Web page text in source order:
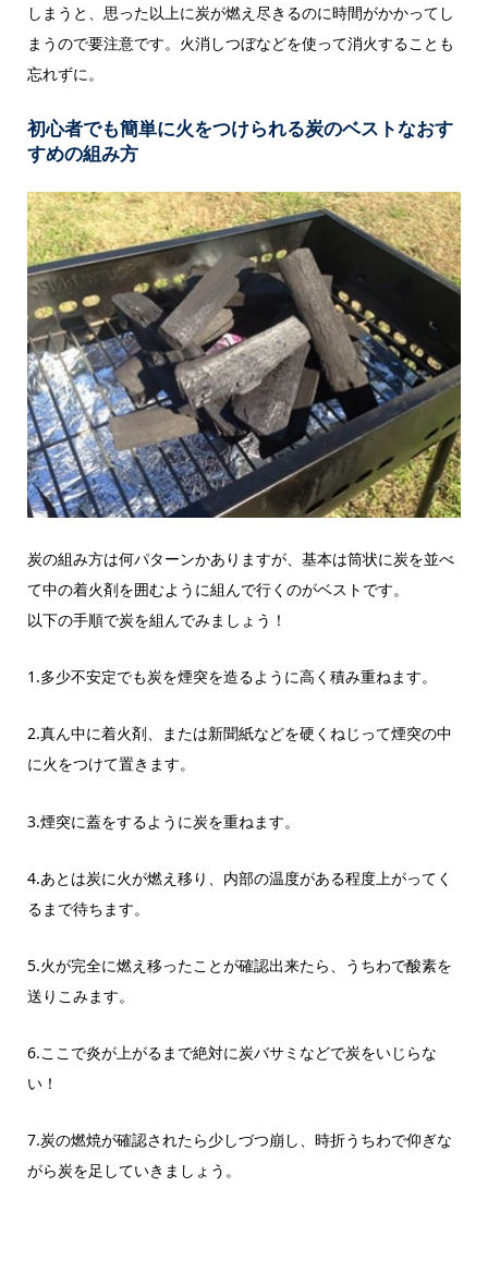
しまうと、思った以上に炭が燃え尽きるのに時間がかかってし
まうので要注意です。火消しつぼなどを使って消火することも
忘れずに。
初心者でも簡単に火をつけられる炭のベストなおす
すめの組み方
炭の組み方は何パターンかありますが、基本は筒状に炭を並べ
て中の着火剤を囲むように組んで行くのがベストです。
以下の手順で炭を組んでみましょう！
1.多少不安定でも炭を煙突を造るように高く積み重ねます。
2.真ん中に着火剤、または新聞紙などを硬くねじって煙突の中
に火をつけて置きます。
3.煙突に蓋をするように炭を重ねます。
4.あとは炭に火が燃え移り、内部の温度がある程度上がってく
るまで待ちます。
5.火が完全に燃え移ったことが確認出来たら、うちわで酸素を
送りこみます。
6.ここで炎が上がるまで絶対に炭バサミなどで炭をいじらな
い！
7.炭の燃焼が確認されたら少しづつ崩し、時折うちわで仰ぎな
がら炭を足していきましょう。